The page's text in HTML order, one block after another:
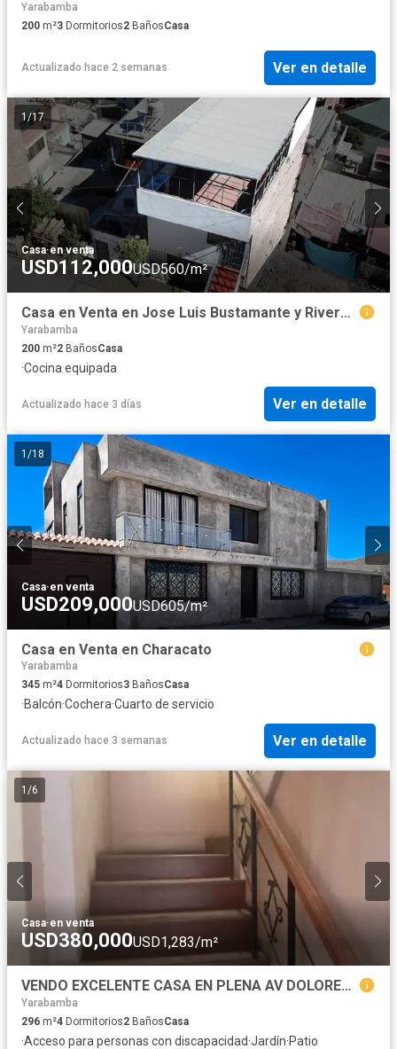
Yarabamba
200 m²3 Dormitorios2 BañosCasa
Actualizado hace 2 semanas Ver en detalle
1/17
Casa·en venta
USD112,000USD560/m²
Casa en Venta en Jose Luis Bustamante y Rivero – Cerro Juli
Yarabamba
200 m²2 BañosCasa
·Cocina equipada
Actualizado hace 3 días Ver en detalle
1 /18
Casa·en venta
USD209,000USD605/m²
Casa en Venta en Characato
Yarabamba
345 m²4 Dormitorios3 BañosCasa
·Balcón·Cochera·Cuarto de servicio
Actualizado hace 3 semanas Ver en detalle
1 /6
Casa·en venta
USD380,000USD1,283/m²
VENDO EXCELENTE CASA EN PLENA AV DOLORES 296M2 (COMERCIO, PROYECT, VIVIENDA)
Yarabamba
296 m²4 Dormitorios2 BañosCasa
·Acceso para personas con discapacidad·Jardín·Patio